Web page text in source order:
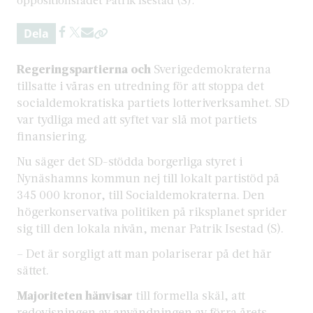
Dela
Regeringspartierna och Sverigedemokraterna
tillsatte i våras en utredning för att stoppa det
socialdemokratiska partiets lotteriverksamhet. SD
var tydliga med att syftet var slå mot partiets
finansiering.
Nu säger det SD-stödda borgerliga styret i
Nynäshamns kommun nej till lokalt partistöd på
345 000 kronor, till Socialdemokraterna. Den
högerkonservativa politiken på riksplanet sprider
sig till den lokala nivån, menar Patrik Isestad (S).
– Det är sorgligt att man polariserar på det här
sättet.
Majoriteten hänvisar till formella skäl, att